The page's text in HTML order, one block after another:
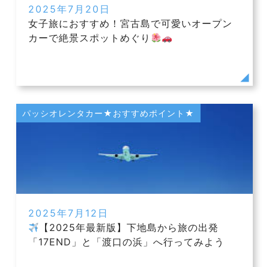
2025年7月20日
女子旅におすすめ！宮古島で可愛いオープン
カーで絶景スポットめぐり
パッシオレンタカー★おすすめポイント★
2025年7月12日
【2025年最新版】下地島から旅の出発
「17END」と「渡口の浜」へ行ってみよう